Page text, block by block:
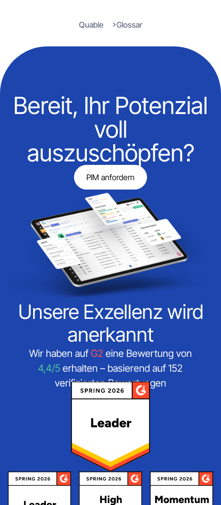
Quable Glossar
Bereit, Ihr Potenzial
voll
auszuschöpfen?
PIM anfordern
Unsere Exzellenz wird
anerkannt
Wir haben aufG2eine Bewertung von
4,4/5 erhalten – basierend auf 152
verifizierten Bewertungen